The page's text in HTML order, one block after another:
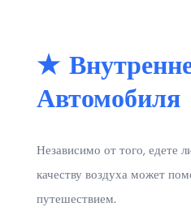
★
Автомобиля
Независимо от того, едете
качеству воздуха может
путешествием.